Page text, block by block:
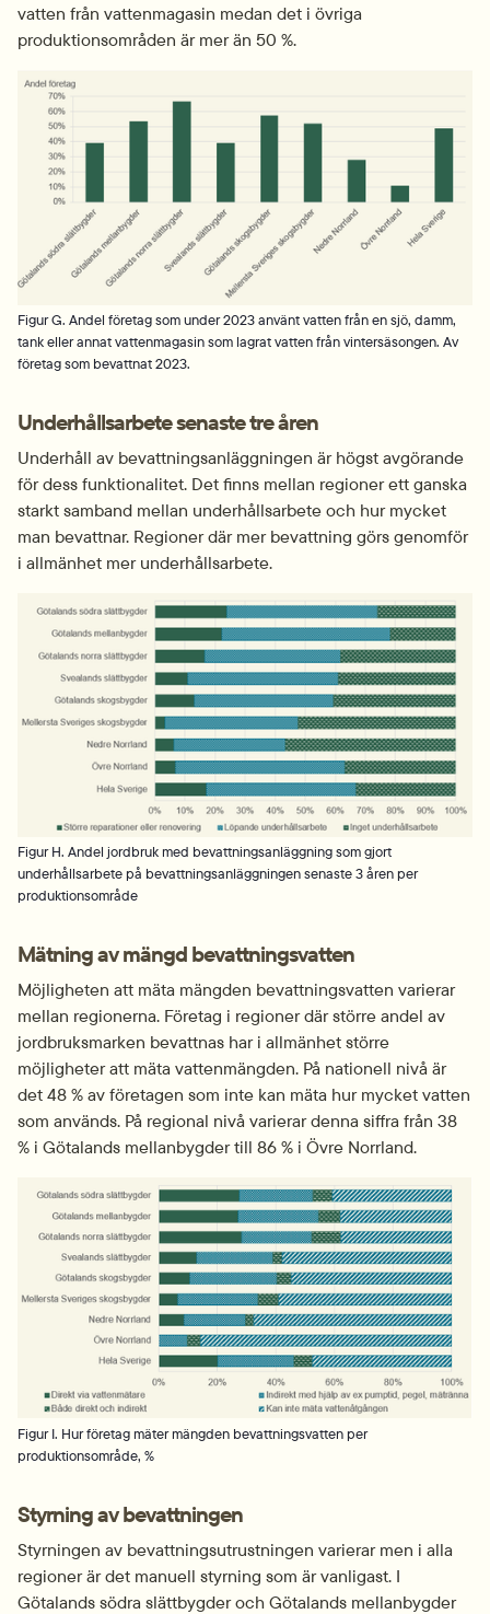
vatten från vattenmagasin medan det i övriga
produktionsområden är mer än 50 %.
Figur G. Andel företag som under 2023 använt vatten från en sjö, damm,
tank eller annat vattenmagasin som lagrat vatten från vintersäsongen. Av
företag som bevattnat 2023.
Underhållsarbete senaste tre åren
Underhåll av bevattningsanläggningen är högst avgörande
för dess funktionalitet. Det finns mellan regioner ett ganska
starkt samband mellan underhållsarbete och hur mycket
man bevattnar. Regioner där mer bevattning görs genomför
i allmänhet mer underhållsarbete.
Figur H. Andel jordbruk med bevattningsanläggning som gjort
underhållsarbete på bevattningsanläggningen senaste 3 åren per
produktionsområde
Mätning av mängd bevattningsvatten
Möjligheten att mäta mängden bevattningsvatten varierar
mellan regionerna. Företag i regioner där större andel av
jordbruksmarken bevattnas har i allmänhet större
möjligheter att mäta vattenmängden. På nationell nivå är
det 48 % av företagen som inte kan mäta hur mycket vatten
som används. På regional nivå varierar denna siffra från 38
% i Götalands mellanbygder till 86 % i Övre Norrland.
Figur I. Hur företag mäter mängden bevattningsvatten per
produktionsområde, %
Styrning av bevattningen
Styrningen av bevattningsutrustningen varierar men i alla
regioner är det manuell styrning som är vanligast. I
Götalands södra slättbygder och Götalands mellanbygder